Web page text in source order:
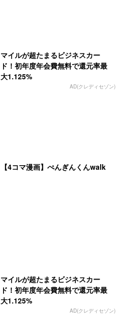
マイルが超たまるビジネスカー
ド！初年度年会費無料で還元率最
大1.125%
AD(クレディセゾン)
【4コマ漫画】ぺんぎんくんwalk
マイルが超たまるビジネスカー
ド！初年度年会費無料で還元率最
大1.125%
AD(クレディセゾン)